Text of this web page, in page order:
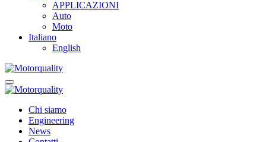
APPLICAZIONI
Auto
Moto
Italiano
English
Chi siamo
Engineering
News